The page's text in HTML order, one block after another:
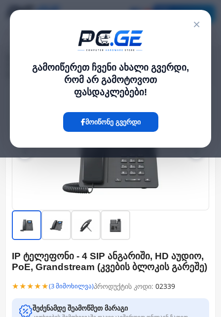
×
გამოიწერეთ ჩვენი ახალი გვერდი,
რომ არ გამოტოვოთ
ფასდაკლებები!
მოიწონე გვერდი
IP ტელეფონი - 4 SIP ანგარიში, HD აუდიო, PoE, Grandstream (კვების
ბლოკის გარეშე)
‹ ›
IP ტელეფონი - 4 SIP ანგარიში, HD აუდიო,
PoE, Grandstream (კვების ბლოკის გარეშე)
★★★★★(3 მიმოხილვა)პროდუქტის კოდი: 02339
შეძენამდე შეამოწმეთ მარაგი